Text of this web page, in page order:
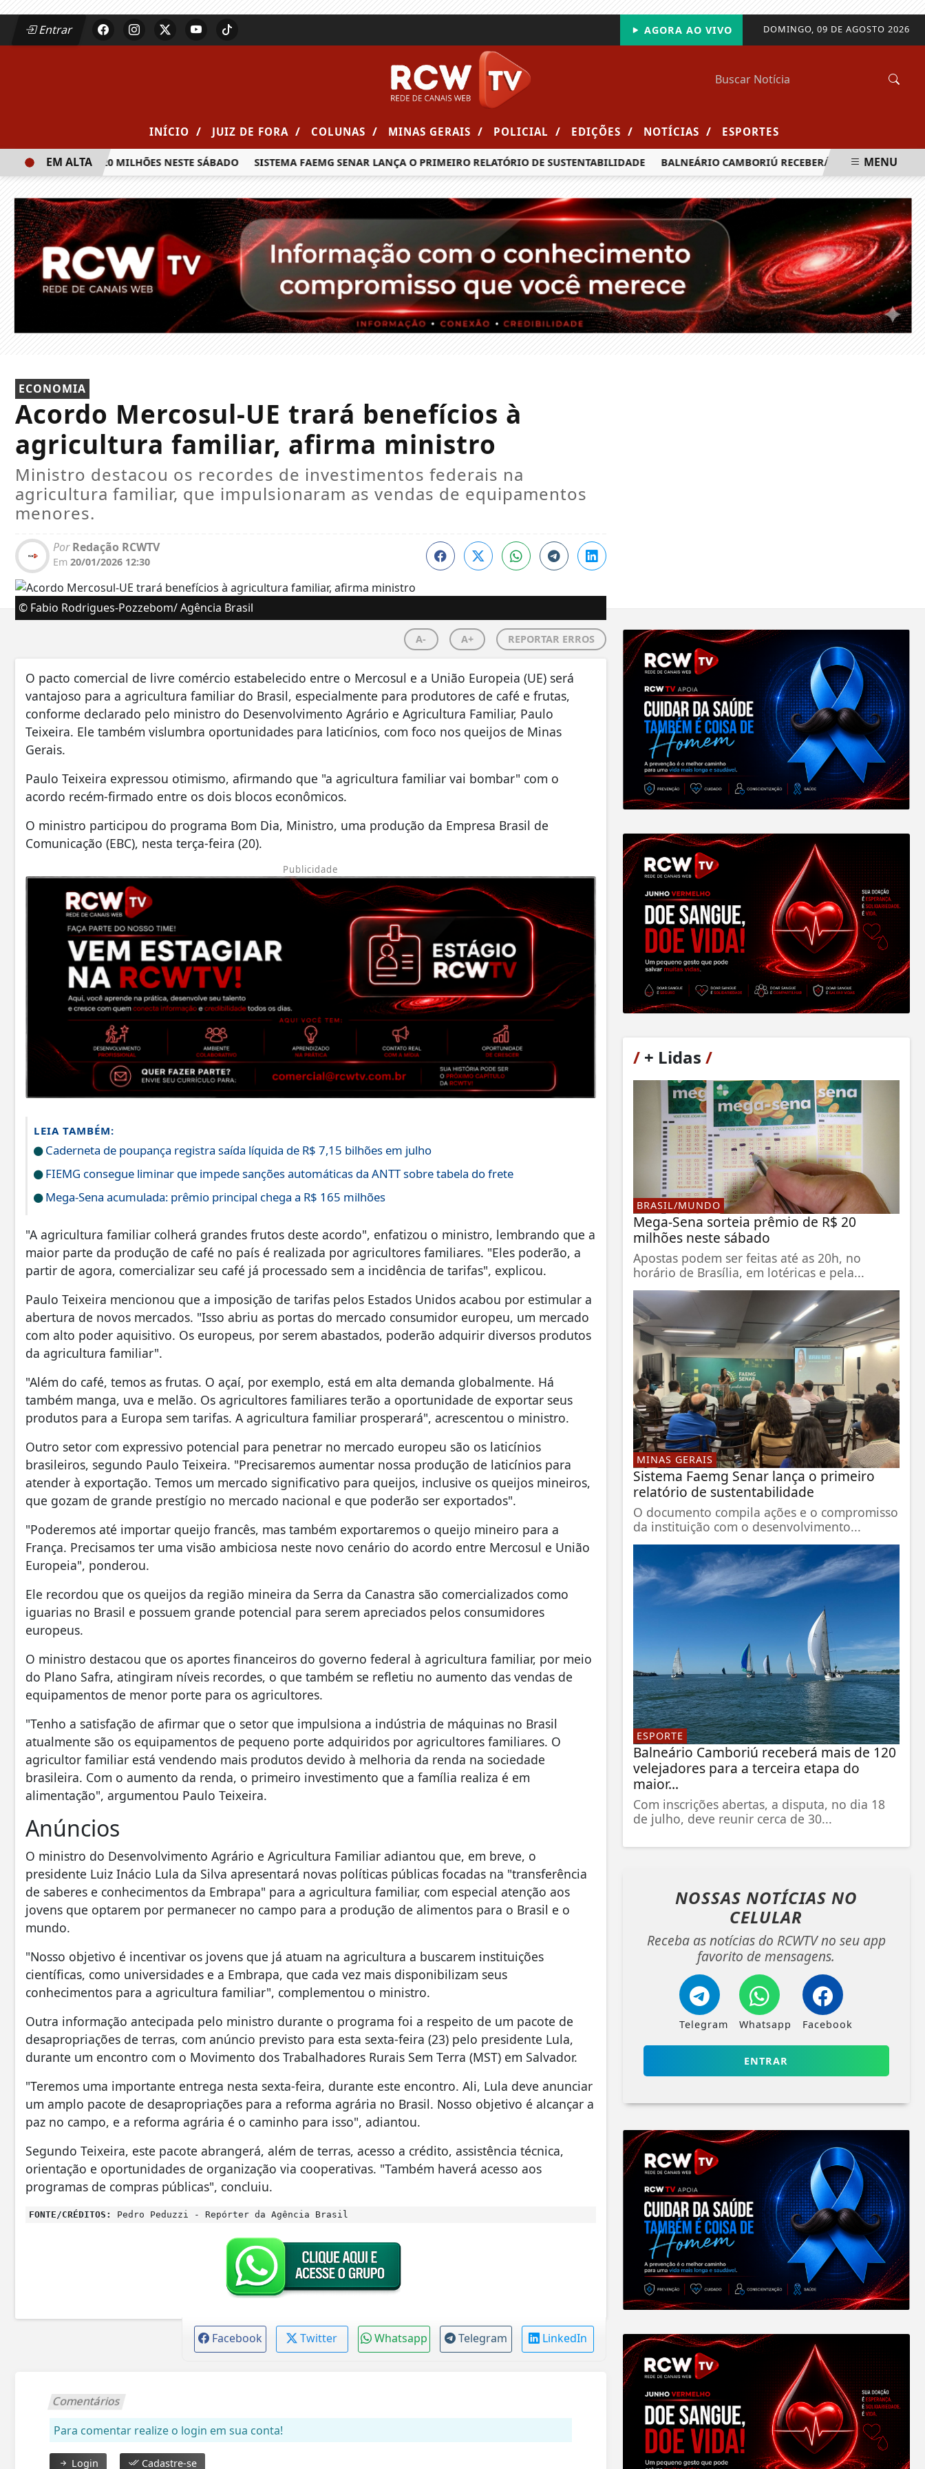
Entrar DOMINGO, 09 DE AGOSTO 2026
AGORA AO VIVO
INÍCIO / JUIZ DE FORA / COLUNAS / MINAS GERAIS / POLICIAL / EDIÇÕES / NOTÍCIAS / ESPORTES
PRÊMIO DE R$ 20 MILHÕES NESTE SÁBADO SISTEMA FAEMG SENAR LANÇA O PRIMEIRO RELATÓRIO DE SUSTENTABILIDADE BALNEÁRIO CAMBORIÚ RECEBERÁ MAIS DE 120
EM ALTA MENU
ECONOMIA
Acordo Mercosul-UE trará benefícios à
agricultura familiar, afirma ministro
Ministro destacou os recordes de investimentos federais na
agricultura familiar, que impulsionaram as vendas de equipamentos
menores.
PorRedação RCWTV
Em 20/01/2026 12:30
© Fabio Rodrigues-Pozzebom/ Agência Brasil
A- A+ REPORTAR ERROS
O pacto comercial de livre comércio estabelecido entre o Mercosul e a União Europeia (UE) será
vantajoso para a agricultura familiar do Brasil, especialmente para produtores de café e frutas,
conforme declarado pelo ministro do Desenvolvimento Agrário e Agricultura Familiar, Paulo
Teixeira. Ele também vislumbra oportunidades para laticínios, com foco nos queijos de Minas
Gerais.
Paulo Teixeira expressou otimismo, afirmando que "a agricultura familiar vai bombar" com o
acordo recém-firmado entre os dois blocos econômicos.
O ministro participou do programa Bom Dia, Ministro, uma produção da Empresa Brasil de
Comunicação (EBC), nesta terça-feira (20).
Publicidade
LEIA TAMBÉM:
Caderneta de poupança registra saída líquida de R$ 7,15 bilhões em julho
FIEMG consegue liminar que impede sanções automáticas da ANTT sobre tabela do frete
Mega-Sena acumulada: prêmio principal chega a R$ 165 milhões
"A agricultura familiar colherá grandes frutos deste acordo", enfatizou o ministro, lembrando que a
maior parte da produção de café no país é realizada por agricultores familiares. "Eles poderão, a
partir de agora, comercializar seu café já processado sem a incidência de tarifas", explicou.
Paulo Teixeira mencionou que a imposição de tarifas pelos Estados Unidos acabou por estimular a
abertura de novos mercados. "Isso abriu as portas do mercado consumidor europeu, um mercado
com alto poder aquisitivo. Os europeus, por serem abastados, poderão adquirir diversos produtos
da agricultura familiar".
"Além do café, temos as frutas. O açaí, por exemplo, está em alta demanda globalmente. Há
também manga, uva e melão. Os agricultores familiares terão a oportunidade de exportar seus
produtos para a Europa sem tarifas. A agricultura familiar prosperará", acrescentou o ministro.
Outro setor com expressivo potencial para penetrar no mercado europeu são os laticínios
brasileiros, segundo Paulo Teixeira. "Precisaremos aumentar nossa produção de laticínios para
atender à exportação. Temos um mercado significativo para queijos, inclusive os queijos mineiros,
que gozam de grande prestígio no mercado nacional e que poderão ser exportados".
"Poderemos até importar queijo francês, mas também exportaremos o queijo mineiro para a
França. Precisamos ter uma visão ambiciosa neste novo cenário do acordo entre Mercosul e União
Europeia", ponderou.
Ele recordou que os queijos da região mineira da Serra da Canastra são comercializados como
iguarias no Brasil e possuem grande potencial para serem apreciados pelos consumidores
europeus.
O ministro destacou que os aportes financeiros do governo federal à agricultura familiar, por meio
do Plano Safra, atingiram níveis recordes, o que também se refletiu no aumento das vendas de
equipamentos de menor porte para os agricultores.
"Tenho a satisfação de afirmar que o setor que impulsiona a indústria de máquinas no Brasil
atualmente são os equipamentos de pequeno porte adquiridos por agricultores familiares. O
agricultor familiar está vendendo mais produtos devido à melhoria da renda na sociedade
brasileira. Com o aumento da renda, o primeiro investimento que a família realiza é em
alimentação", argumentou Paulo Teixeira.
Anúncios
O ministro do Desenvolvimento Agrário e Agricultura Familiar adiantou que, em breve, o
presidente Luiz Inácio Lula da Silva apresentará novas políticas públicas focadas na "transferência
de saberes e conhecimentos da Embrapa" para a agricultura familiar, com especial atenção aos
jovens que optarem por permanecer no campo para a produção de alimentos para o Brasil e o
mundo.
"Nosso objetivo é incentivar os jovens que já atuam na agricultura a buscarem instituições
científicas, como universidades e a Embrapa, que cada vez mais disponibilizam seus
conhecimentos para a agricultura familiar", complementou o ministro.
Outra informação antecipada pelo ministro durante o programa foi a respeito de um pacote de
desapropriações de terras, com anúncio previsto para esta sexta-feira (23) pelo presidente Lula,
durante um encontro com o Movimento dos Trabalhadores Rurais Sem Terra (MST) em Salvador.
"Teremos uma importante entrega nesta sexta-feira, durante este encontro. Ali, Lula deve anunciar
um amplo pacote de desapropriações para a reforma agrária no Brasil. Nosso objetivo é alcançar a
paz no campo, e a reforma agrária é o caminho para isso", adiantou.
Segundo Teixeira, este pacote abrangerá, além de terras, acesso a crédito, assistência técnica,
orientação e oportunidades de organização via cooperativas. "Também haverá acesso aos
programas de compras públicas", concluiu.
FONTE/CRÉDITOS: Pedro Peduzzi - Repórter da Agência Brasil
Facebook Twitter Whatsapp Telegram LinkedIn
Comentários
Para comentar realize o login em sua conta!
Login Cadastre-se
/+ Lidas /
BRASIL/MUNDO
Mega-Sena sorteia prêmio de R$ 20
milhões neste sábado
Apostas podem ser feitas até as 20h, no
horário de Brasília, em lotéricas e pela...
MINAS GERAIS
Sistema Faemg Senar lança o primeiro
relatório de sustentabilidade
O documento compila ações e o compromisso
da instituição com o desenvolvimento...
ESPORTE
Balneário Camboriú receberá mais de 120
velejadores para a terceira etapa do
maior...
Com inscrições abertas, a disputa, no dia 18
de julho, deve reunir cerca de 30...
NOSSAS NOTÍCIAS NO
CELULAR
Receba as notícias do RCWTV no seu app
favorito de mensagens.
Telegram Whatsapp Facebook
ENTRAR